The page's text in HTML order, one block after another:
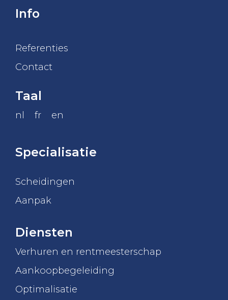
Info
Referenties
Contact
Taal
nl fr en
Specialisatie
Scheidingen
Aanpak
Diensten
Verhuren en rentmeesterschap
Aankoopbegeleiding
Optimalisatie